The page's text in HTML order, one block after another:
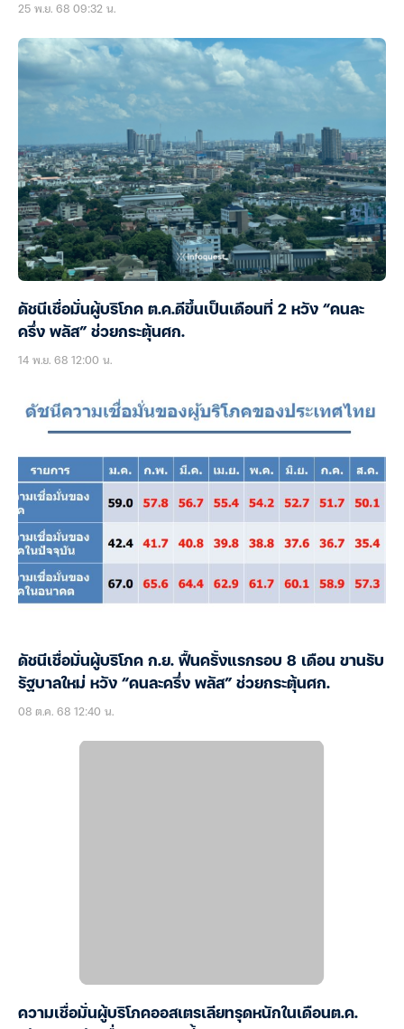
25 พ.ย. 68 09:32 น.
ดัชนีเชื่อมั่นผู้บริโภค ต.ค.ดีขึ้นเป็นเดือนที่ 2 หวัง “คนละ
ครึ่ง พลัส” ช่วยกระตุ้นศก.
14 พ.ย. 68 12:00 น.
ดัชนีเชื่อมั่นผู้บริโภค ก.ย. ฟื้นครั้งแรกรอบ 8 เดือน ขานรับ
รัฐบาลใหม่ หวัง “คนละครึ่ง พลัส” ช่วยกระตุ้นศก.
08 ต.ค. 68 12:40 น.
ความเชื่อมั่นผู้บริโภคออสเตรเลียทรุดหนักในเดือนต.ค.